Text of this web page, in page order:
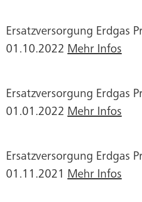
Ersatzversorgung Erdgas
01.10.2022 Mehr Infos
Ersatzversorgung Erdgas
01.01.2022 Mehr Infos
Ersatzversorgung Erdgas
01.11.2021 Mehr Infos